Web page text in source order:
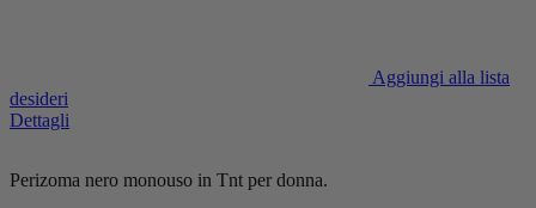
Aggiungi alla lista
desideri
Dettagli
Perizoma nero monouso in Tnt per donna.